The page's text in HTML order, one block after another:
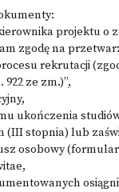
projektu o
zgodę na
rekrutacji
922 ze zm.)”,
ukończenia
(III stopnia) lub
osobowy